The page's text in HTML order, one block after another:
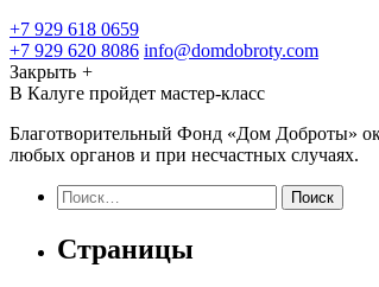
+7 929 618 0659
+7 929 620 8086 info@domdobroty.com
Закрыть +
В Калуге пройдет мастер-класс
Благотворительный Фонд «Дом Доброты»
любых органов и при несчастных случаях.
Найти:
Страницы